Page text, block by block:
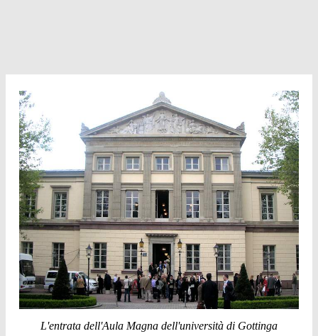
L'entrata dell'Aula Magna dell'università di Gottinga